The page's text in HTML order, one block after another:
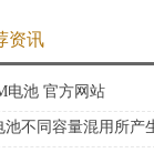
资讯
电池 官方网站
池不同容量混用所产